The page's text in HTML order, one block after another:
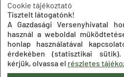
Cookie tájékoztató
Tisztelt látogatónk!
A Gazdasági Versenyhivatal
használ a weboldal
honlap használatával
érdekében (statisztikai
kérjük, olvassa el részletes